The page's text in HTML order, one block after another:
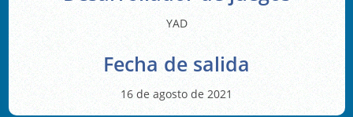
YAD
Fecha de salida
16 de agosto de 2021